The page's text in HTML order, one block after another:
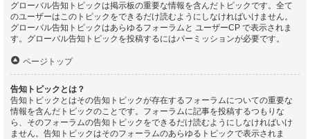
グローバル告知トピックは掲示板の重要な情報を含んだトピックです。全て
のユーザーはこのトピックをできるだけ読むようにしなければいけません。
グローバル告知トピックはあらゆるフォーラムと ユーザーCP で表示されま
す。グローバル告知トピックを投稿するにはパーミッションが必要です。
ページトップ
告知トピックとは？
告知トピックとはその告知トピックが存在するフォーラムについての重要な
情報を含んだトピックのことです。フォーラムに記事を投稿するつもりな
ら、そのフォーラムの告知トピックをできるだけ読むようにしなければいけ
ません。告知トピックはそのフォーラムのあらゆるトピックで表示されま